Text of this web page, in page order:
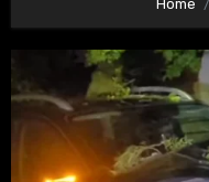
Home